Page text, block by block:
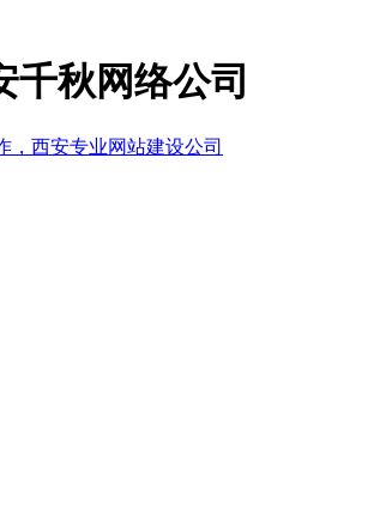
千秋网络公司